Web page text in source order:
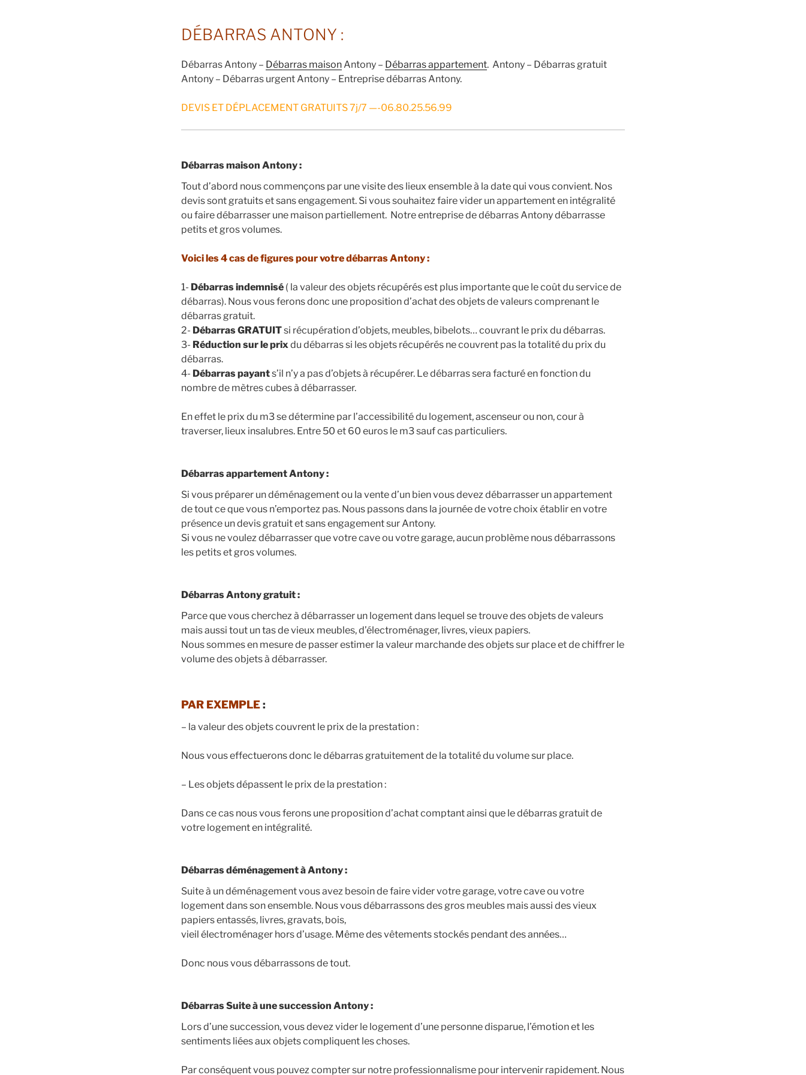
DÉBARRAS ANTONY :
Débarras Antony – Débarras maisonAntony – Débarras appartement. Antony – Débarras gratuit
Antony – Débarras urgent Antony – Entreprise débarras Antony.
DEVIS ET DÉPLACEMENT GRATUITS 7j/7 —-06.80.25.56.99
Débarras maison Antony :
Tout d’abord nous commençons par une visite des lieux ensemble à la date qui vous convient. Nos
devis sont gratuits et sans engagement. Si vous souhaitez faire vider un appartement en intégralité
ou faire débarrasser une maison partiellement. Notre entreprise de débarras Antony débarrasse
petits et gros volumes.
Voici les 4 cas de figures pour votre débarras Antony :
1- Débarras indemnisé ( la valeur des objets récupérés est plus importante que le coût du service de
débarras). Nous vous ferons donc une proposition d’achat des objets de valeurs comprenant le
débarras gratuit.
2- Débarras GRATUITsi récupération d’objets, meubles, bibelots… couvrant le prix du débarras.
3- Réduction sur le prixdu débarras si les objets récupérés ne couvrent pas la totalité du prix du
débarras.
4- Débarras payants’il n’y a pas d’objets à récupérer. Le débarras sera facturé en fonction du
nombre de mètres cubes à débarrasser.
En effet le prix du m3 se détermine par l’accessibilité du logement, ascenseur ou non, cour à
traverser, lieux insalubres. Entre 50 et 60 euros le m3 sauf cas particuliers.
Débarras appartement Antony :
Si vous préparer un déménagement ou la vente d’un bien vous devez débarrasser un appartement
de tout ce que vous n’emportez pas. Nous passons dans la journée de votre choix établir en votre
présence un devis gratuit et sans engagement sur Antony.
Si vous ne voulez débarrasser que votre cave ou votre garage, aucun problème nous débarrassons
les petits et gros volumes.
Débarras Antony gratuit :
Parce que vous cherchez à débarrasser un logement dans lequel se trouve des objets de valeurs
mais aussi tout un tas de vieux meubles, d’électroménager, livres, vieux papiers.
Nous sommes en mesure de passer estimer la valeur marchande des objets sur place et de chiffrer le
volume des objets à débarrasser.
PAR EXEMPLE:
– la valeur des objets couvrent le prix de la prestation :
Nous vous effectuerons donc le débarras gratuitement de la totalité du volume sur place.
– Les objets dépassent le prix de la prestation :
Dans ce cas nous vous ferons une proposition d’achat comptant ainsi que le débarras gratuit de
votre logement en intégralité.
Débarras déménagement à Antony :
Suite à un déménagement vous avez besoin de faire vider votre garage, votre cave ou votre
logement dans son ensemble. Nous vous débarrassons des gros meubles mais aussi des vieux
papiers entassés, livres, gravats, bois,
vieil électroménager hors d’usage. Même des vêtements stockés pendant des années…
Donc nous vous débarrassons de tout.
Débarras Suite à une succession Antony :
Lors d’une succession, vous devez vider le logement d’une personne disparue, l’émotion et les
sentiments liées aux objets compliquent les choses.
Par conséquent vous pouvez compter sur notre professionnalisme pour intervenir rapidement. Nous